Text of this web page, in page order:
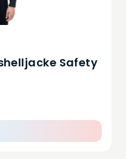
Safety